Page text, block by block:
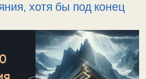
хотя бы под конец